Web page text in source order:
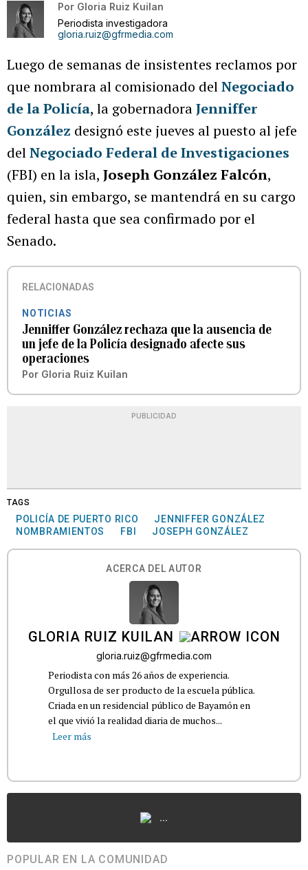
Por Gloria Ruiz Kuilan
Periodista investigadora
gloria.ruiz@gfrmedia.com
Luego de semanas de insistentes reclamos por
que nombrara al comisionado delNegociado
de la Policía, la gobernadoraJenniffer
González designó este jueves al puesto al jefe
delNegociado Federal de Investigaciones
(FBI) en la isla, Joseph González Falcón,
quien, sin embargo, se mantendrá en su cargo
federal hasta que sea confirmado por el
Senado.
RELACIONADAS
NOTICIAS
Jenniffer González rechaza que la ausencia de
un jefe de la Policía designado afecte sus
operaciones
Por Gloria Ruiz Kuilan
PUBLICIDAD
TAGS
POLICÍA DE PUERTO RICO
JENNIFFER GONZÁLEZ
NOMBRAMIENTOS
FBI JOSEPH GONZÁLEZ
ACERCA DEL AUTOR
GLORIA RUIZ KUILAN
gloria.ruiz@gfrmedia.com
Periodista con más 26 años de experiencia.
Orgullosa de ser producto de la escuela pública.
Criada en un residencial público de Bayamón en
el que vivió la realidad diaria de muchos...
Leer más
...
POPULAR EN LA COMUNIDAD